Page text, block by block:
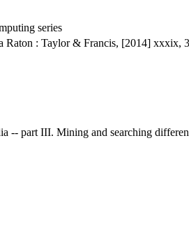
series
Raton : Taylor & Francis, [2014] xxxix,
-- part III. Mining and searching